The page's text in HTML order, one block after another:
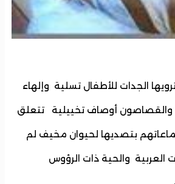
الجدات للأطفال تسلية وإلهاء
" والقصاصون أوصاف تخييلية تتعلق
بتصديها لحيوان مخيف لم
والحية ذات الرؤوس